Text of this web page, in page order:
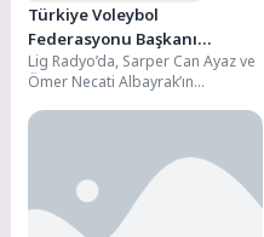
Türkiye Voleybol
Federasyonu Başkanı
Mehmet Akif Üstündağ:
Başarıyı Korumak Daha Zor
Lig Radyo’da, Sarper Can Ayaz ve
Ömer Necati Albayrak’ın
programına konuk...